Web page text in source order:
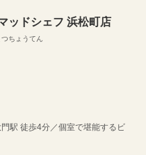
ッドシェフ 浜松町店
ちょうてん
駅 徒歩4分／個室で堪能するビ